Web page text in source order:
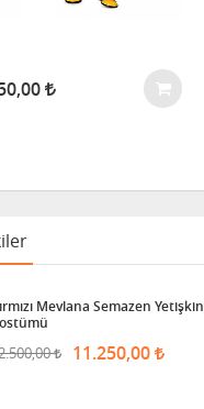
Mevlana Semazen Yetişkin
11.250,00